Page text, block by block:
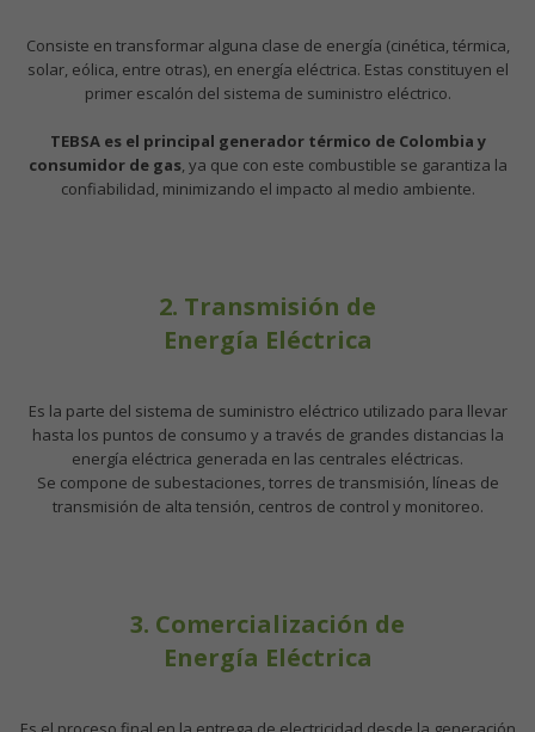
Consiste en transformar alguna clase de energía (cinética, térmica,
solar, eólica, entre otras), en energía eléctrica. Estas constituyen el
primer escalón del sistema de suministro eléctrico.
TEBSA es el principal generador térmico de Colombia y
consumidor de gas, ya que con este combustible se garantiza la
confiabilidad, minimizando el impacto al medio ambiente.
2. Transmisión de
Energía Eléctrica
Es la parte del sistema de suministro eléctrico utilizado para llevar
hasta los puntos de consumo y a través de grandes distancias la
energía eléctrica generada en las centrales eléctricas.
Se compone de subestaciones, torres de transmisión, líneas de
transmisión de alta tensión, centros de control y monitoreo.
3. Comercialización de
Energía Eléctrica